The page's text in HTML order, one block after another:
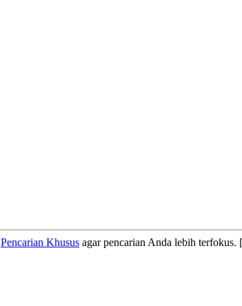
Pencarian Khusus agar pencarian Anda lebih terfokus. [